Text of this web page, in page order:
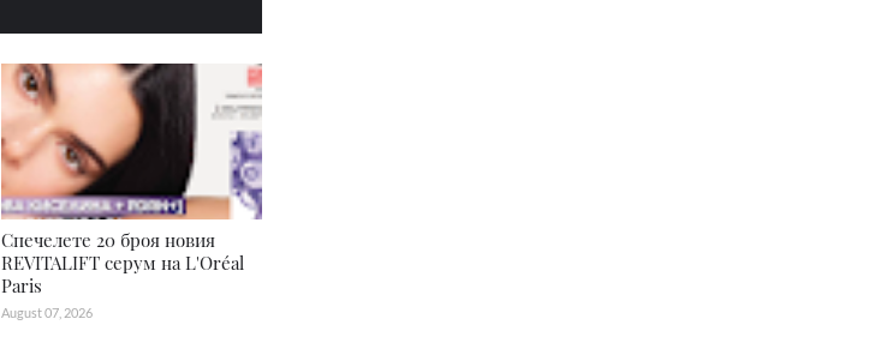
Спечелете 20 броя новия
REVITALIFT серум на L'Oréal
Paris
August 07, 2026